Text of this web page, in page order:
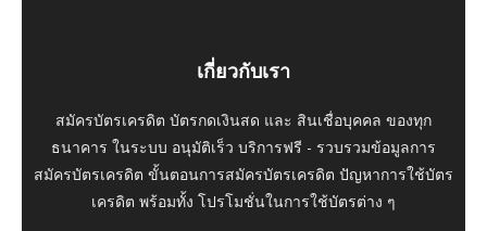
เกี่ยวกับเรา
สมัครบัตรเครดิต บัตรกดเงินสด และ สินเชื่อบุคคล ของทุก
ธนาคาร ในระบบ อนุมัติเร็ว บริการฟรี - รวบรวมข้อมูลการ
สมัครบัตรเครดิต ขั้นตอนการสมัครบัตรเครดิต ปัญหาการใช้บัตร
เครดิต พร้อมทั้ง โปรโมชั่นในการใช้บัตรต่าง ๆ